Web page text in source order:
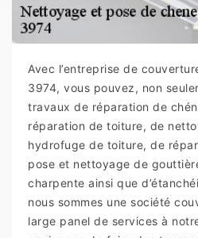
Avec l’entreprise de
3974, vous pouvez, non
travaux de réparation de
réparation de toiture, de
hydrofuge de toiture, de
pose et nettoyage de
charpente ainsi que
nous sommes une société
large panel de services à